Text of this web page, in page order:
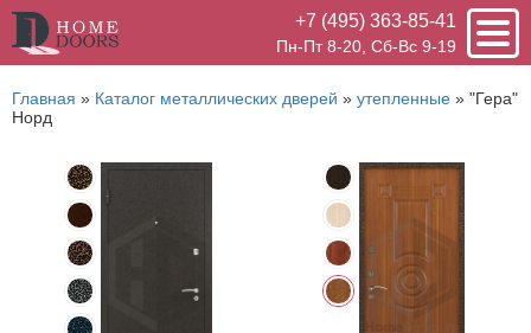
+7 (495) 363-85-41
Пн-Пт 8-20, Сб-Вс 9-19
Главная » Каталог металлических дверей » утепленные » "Гера"
Норд